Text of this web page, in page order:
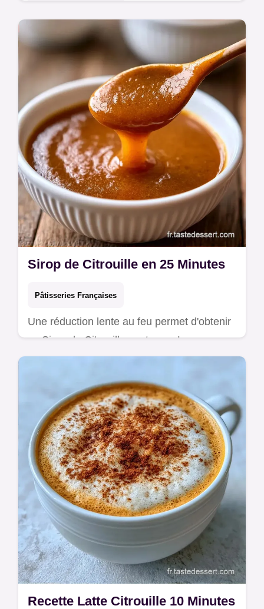
Moelleux et fondants, ces Roulés cannelle
citrouille gardent une mie souple. Suivez
l'astuce pour une mie tendre et préparez-les
chez vous.
Sirop de Citrouille en 25 Minutes
Pâtisseries Françaises
Une réduction lente au feu permet d'obtenir
ce Sirop de Citrouille onctueux. Le
processus de préparation est détaillé pour
un résultat dense en 25 minutes.
Recette Latte Citrouille 10 Minutes